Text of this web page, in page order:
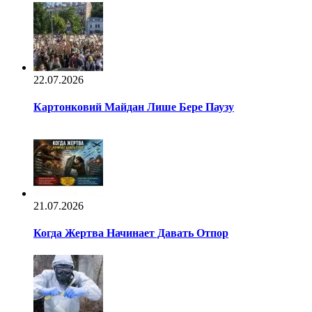
22.07.2026
Картонковий Майдан Лише Бере Паузу
21.07.2026
Когда Жертва Начинает Давать Отпор